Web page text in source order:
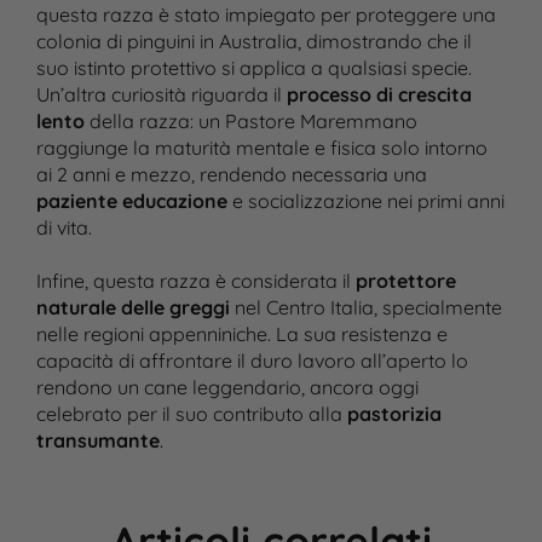
questa razza è stato impiegato per proteggere una
colonia di pinguini in Australia, dimostrando che il
suo istinto protettivo si applica a qualsiasi specie​.
Un’altra curiosità riguarda il processo di crescita
lentodella razza: un Pastore Maremmano
raggiunge la maturità mentale e fisica solo intorno
ai 2 anni e mezzo, rendendo necessaria una
paziente educazionee socializzazione nei primi anni
di vita​.
Infine, questa razza è considerata il protettore
naturale delle greggi nel Centro Italia, specialmente
nelle regioni appenniniche. La sua resistenza e
capacità di affrontare il duro lavoro all’aperto lo
rendono un cane leggendario, ancora oggi
celebrato per il suo contributo alla pastorizia
transumante​.